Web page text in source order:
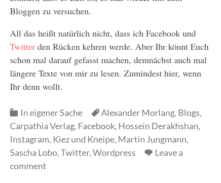
Bloggen zu versuchen.
All das heißt natürlich nicht, dass ich Facebook und
Twitter den Rücken kehren werde. Aber Ihr könnt Euch
schon mal darauf gefasst machen, demnächst auch mal
längere Texte von mir zu lesen. Zumindest hier, wenn
Ihr denn wollt.
Categories
In eigener Sache Categories
Alexander Morlang, Blogs,
Carpathia Verlag, Facebook, Hossein Derakhshan,
Instagram, Kiez und Kneipe, Martin Jungmann,
Sascha Lobo,Twitter,Wordpress
Leave a
comment